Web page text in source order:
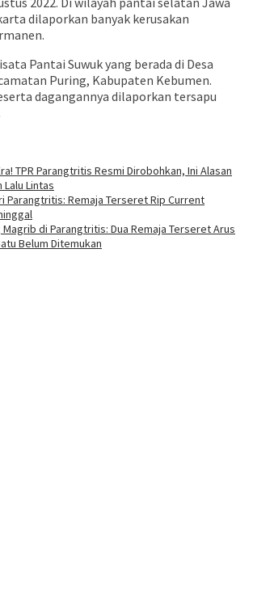
dilaporkan banyak kerusakan
Pantai Suwuk yang berada di Desa
Puring, Kabupaten Kebumen.
dagangannya dilaporkan tersapu
TPR Parangtritis Resmi Dirobohkan, Ini Alasan
Lalu Lintas
Parangtritis: Remaja Terseret Rip Current
di Parangtritis: Dua Remaja Terseret Arus
Belum Ditemukan